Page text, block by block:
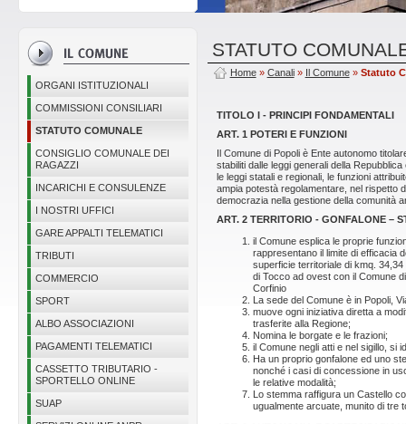
ORGANI ISTITUZIONALI
COMMISSIONI CONSILIARI
STATUTO COMUNALE
CONSIGLIO COMUNALE DEI
RAGAZZI
INCARICHI E CONSULENZE
I NOSTRI UFFICI
GARE APPALTI TELEMATICI
TRIBUTI
COMMERCIO
SPORT
ALBO ASSOCIAZIONI
PAGAMENTI TELEMATICI
CASSETTO TRIBUTARIO -
SPORTELLO ONLINE
SUAP
STATUTO
Home» Canali» Il Comune» Statuto
TITOLO I - PRINCIPI FONDAMENTALI
ART. 1 POTERI E FUNZIONI
Il Comune di Popoli è Ente autonomo
stabiliti dalle leggi generali della
le leggi statali e regionali, le funzioni
ampia potestà regolamentare, nel rispetto
democrazia nella gestione della comunità
ART. 2 TERRITORIO - GONFALONE –
il Comune esplica le proprie
rappresentano il limite di efficacia
superficie territoriale di kmq.
di Tocco ad ovest con il Comune
Corfinio
La sede del Comune è in Popoli,
muove ogni iniziativa diretta a
trasferite alla Regione;
Nomina le borgate e le frazioni;
il Comune negli atti e nel sigillo, si
Ha un proprio gonfalone ed uno
nonché i casi di concessione in
le relative modalità;
Lo stemma raffigura un Castello
ugualmente arcuate, munito di tre